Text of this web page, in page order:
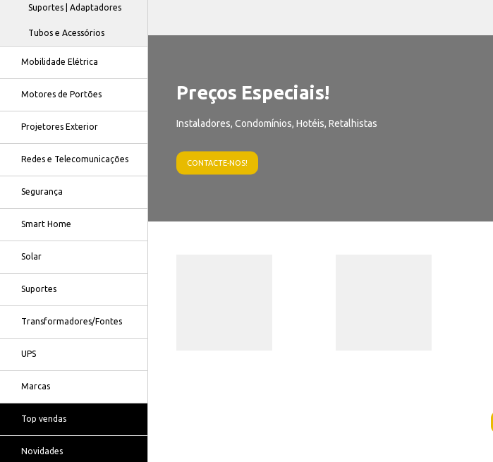
Suportes | Adaptadores
Tubos e Acessórios
Mobilidade Elétrica
Motores de Portões
Projetores Exterior
Redes e Telecomunicações
Segurança
Smart Home
Solar
Suportes
Transformadores/Fontes
UPS
Marcas
Top vendas
Novidades
Preços Especiais!
Instaladores, Condomínios, Hotéis, Retalhistas
CONTACTE-NOS!